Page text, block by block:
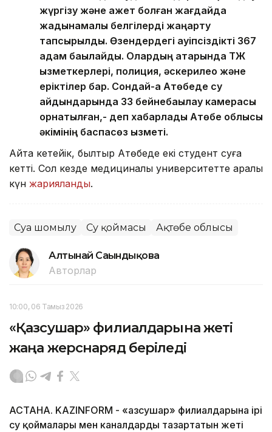
жүргізу және қажет болған жағдайда
жадынамалық белгілерді жаңарту
тапсырылды. Өзендердегі қауіпсіздікті 367
адам бақылайды. Олардың қатарында ТЖ
қызметкерлері, полиция, әскерилео және
еріктілер бар. Сондай-ақ Ақтөбеде су
айдындарында 33 бейнебақылау камерасы
орнатылған,- деп хабарлады Ақтөбе облысы
әкімінің баспасөз қызметі.
Айта кетейік, былтыр Ақтөбеде екі студент суға
кетті. Сол кезде медициналық университетте қаралы
күн жарияланды.
Суға шомылу Су қоймасы Ақтөбе облысы
Алтынай Сағындықова
Авторлар
10:00, 06 Тамыз 2026
«Қазсушар» филиалдарына жеті
жаңа жерснаряд беріледі
АСТАНА. KAZINFORM - «Қазсушар» филиалдарына ірі
су қоймалары мен каналдарды тазартатын жеті